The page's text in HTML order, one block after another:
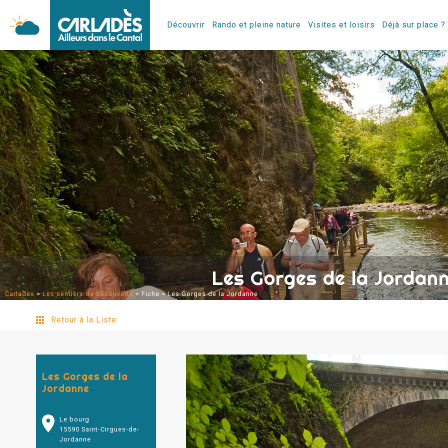
Découvrir Rando et pleine nature Visites et loisirs Déjà sur place ?
Les Gorges de la
Carlades>Les sentiers de découverte > Fiche > Les Gorges de la Jordanne
Retour à la Liste
Les Gorges de la
Jordanne
Le bourg
15590 Saint-Cirgues-de-
Jordanne